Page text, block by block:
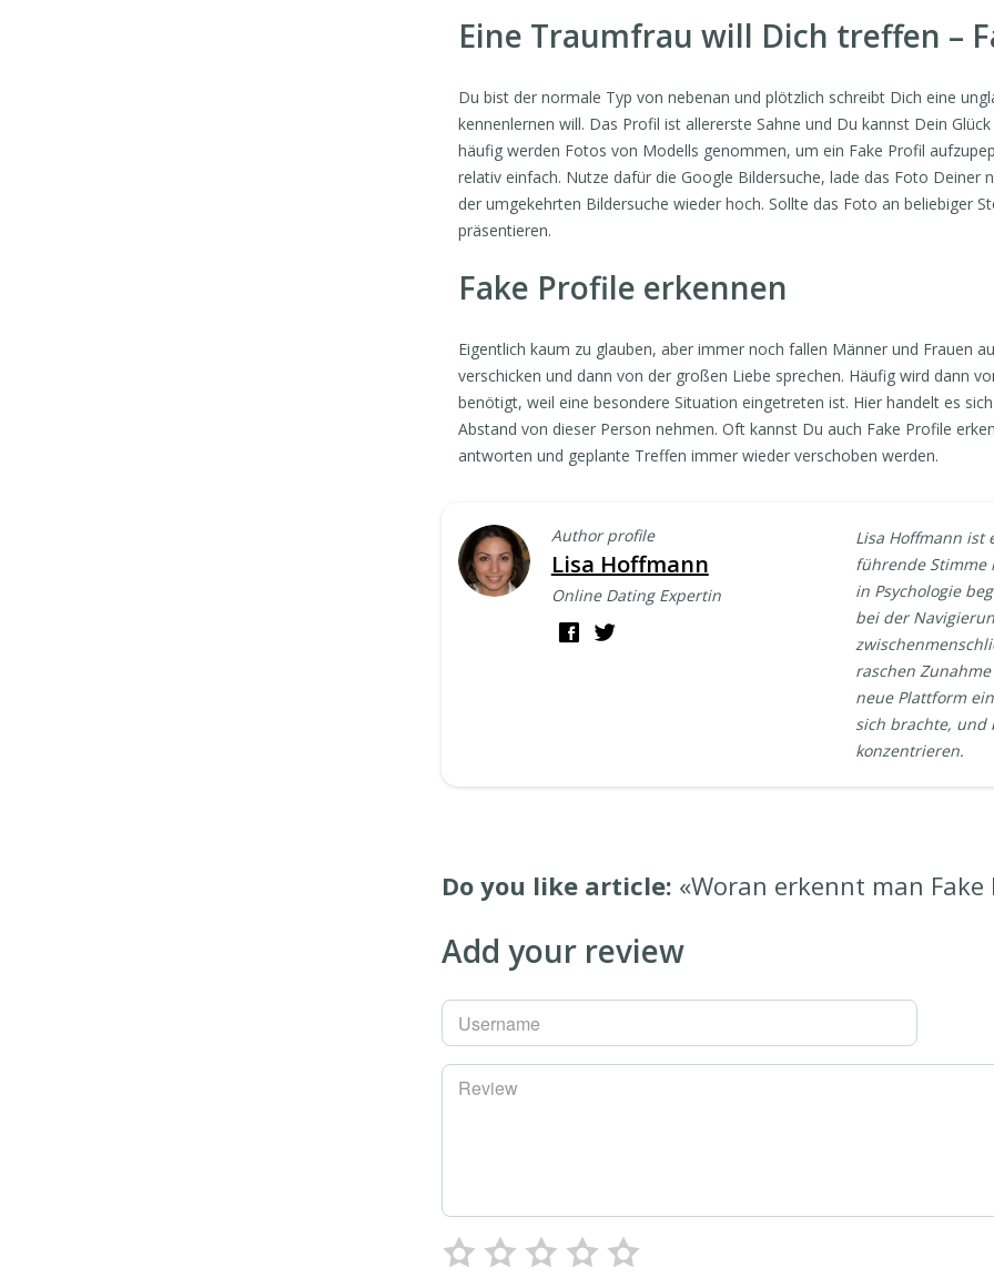
Eine Traumfrau will Dich treffen –
Du bist der normale Typ von nebenan und plötzlich schreibt Dich eine
kennenlernen will. Das Profil ist allererste Sahne und Du kannst Dein
häufig werden Fotos von Modells genommen, um ein Fake Profil
relativ einfach. Nutze dafür die Google Bildersuche, lade das Foto Deiner
der umgekehrten Bildersuche wieder hoch. Sollte das Foto an beliebiger
präsentieren.
Fake Profile erkennen
Eigentlich kaum zu glauben, aber immer noch fallen Männer und Frauen
verschicken und dann von der großen Liebe sprechen. Häufig wird dann
benötigt, weil eine besondere Situation eingetreten ist. Hier handelt es
Abstand von dieser Person nehmen. Oft kannst Du auch Fake Profile
antworten und geplante Treffen immer wieder verschoben werden.
Author profile
Lisa Hoffmann
Online Dating Expertin
Lisa Hoffmann ist
führende Stimme
in Psychologie
bei der
raschen
neue Plattform
sich brachte, und
konzentrieren.
Do you like article: «Woran erkennt man
Add your review
Username
Review